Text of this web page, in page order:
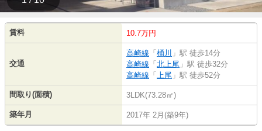
賃料 10.7万円
交通
高崎線 「 桶川 」駅 徒歩14分
高崎線 「 北上尾 」駅 徒歩32分
高崎線 「 上尾 」駅 徒歩52分
間取り(面積) 3LDK(73.28㎡)
築年月 2017年 2月(築9年)